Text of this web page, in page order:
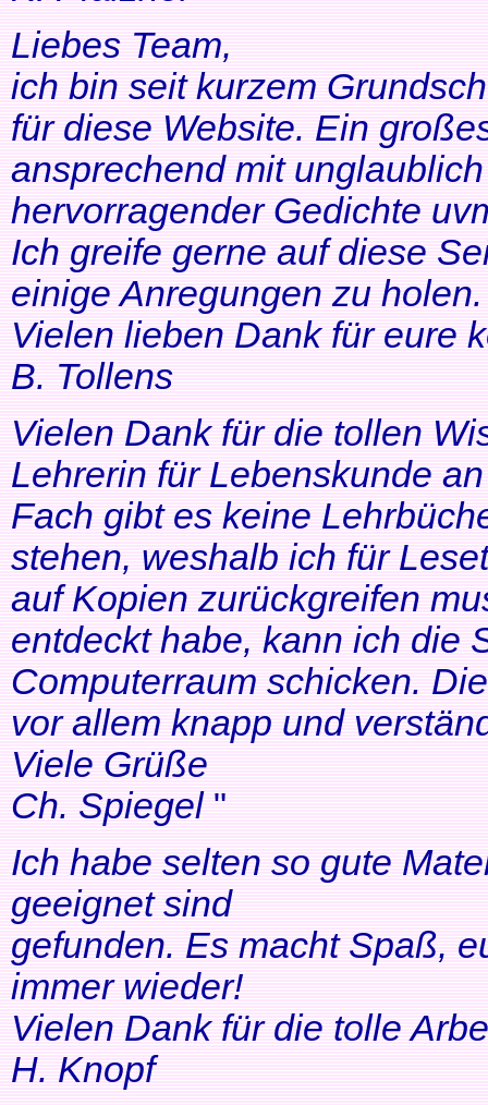
Liebes Team,
ich bin seit kurzem
für diese Website. Ein
ansprechend mit
hervorragender Gedichte
Ich greife gerne auf diese
einige Anregungen zu
Vielen lieben Dank für eure
B. Tollens
Vielen Dank für die tollen
Lehrerin für Lebenskunde
Fach gibt es keine
stehen, weshalb ich für
auf Kopien zurückgreifen
entdeckt habe, kann ich die
Computerraum schicken.
vor allem knapp und
Viele Grüße
Ch. Spiegel"
Ich habe selten so gute
geeignet sind
gefunden. Es macht Spaß,
immer wieder!
Vielen Dank für die tolle
H. Knopf